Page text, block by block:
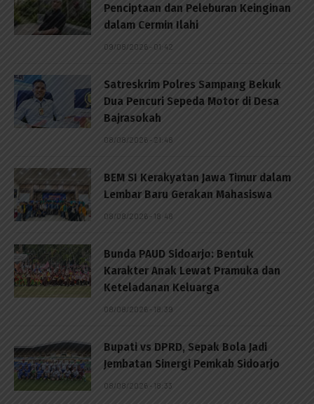
Penciptaan dan Peleburan Keinginan
dalam Cermin Ilahi
09/08/2026 - 01:42
Satreskrim Polres Sampang Bekuk
Dua Pencuri Sepeda Motor di Desa
Bajrasokah
08/08/2026 - 21:48
BEM SI Kerakyatan Jawa Timur dalam
Lembar Baru Gerakan Mahasiswa
08/08/2026 - 18:48
Bunda PAUD Sidoarjo: Bentuk
Karakter Anak Lewat Pramuka dan
Keteladanan Keluarga
08/08/2026 - 18:39
Bupati vs DPRD, Sepak Bola Jadi
Jembatan Sinergi Pemkab Sidoarjo
08/08/2026 - 18:33